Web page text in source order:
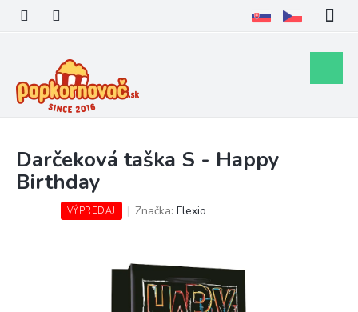
Prejsť
obsah
košík
Darčeková taška S - Happy
Birthday
VÝPREDAJ Značka:Flexio